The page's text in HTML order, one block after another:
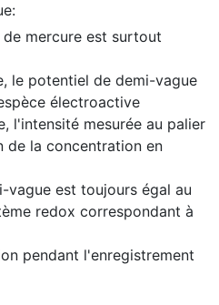
mercure est surtout
le potentiel de demi-vague
électroactive
l'intensité mesurée au palier
la concentration en
vague est toujours égal au
redox correspondant à
pendant l'enregistrement